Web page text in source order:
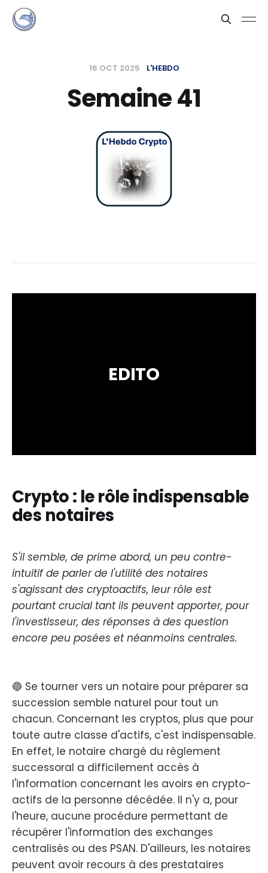
16 OCT 2025 L'HEBDO
Semaine 41
EDITO
Crypto : le rôle indispensable
des notaires
S'il semble, de prime abord, un peu contre-
intuitif de parler de l'utilité des notaires
s'agissant des cryptoactifs, leur rôle est
pourtant crucial tant ils peuvent apporter, pour
l'investisseur, des réponses à des question
encore peu posées et néanmoins centrales.
🔵 Se tourner vers un notaire pour préparer sa
succession semble naturel pour tout un
chacun. Concernant les cryptos, plus que pour
toute autre classe d'actifs, c'est indispensable.
En effet, le notaire chargé du règlement
successoral a difficilement accès à
l'information concernant les avoirs en crypto-
actifs de la personne décédée. Il n'y a, pour
l'heure, aucune procédure permettant de
récupérer l'information des exchanges
centralisés ou des PSAN. D'ailleurs, les notaires
peuvent avoir recours à des prestataires